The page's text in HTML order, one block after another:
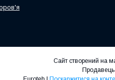
Сайт створений на